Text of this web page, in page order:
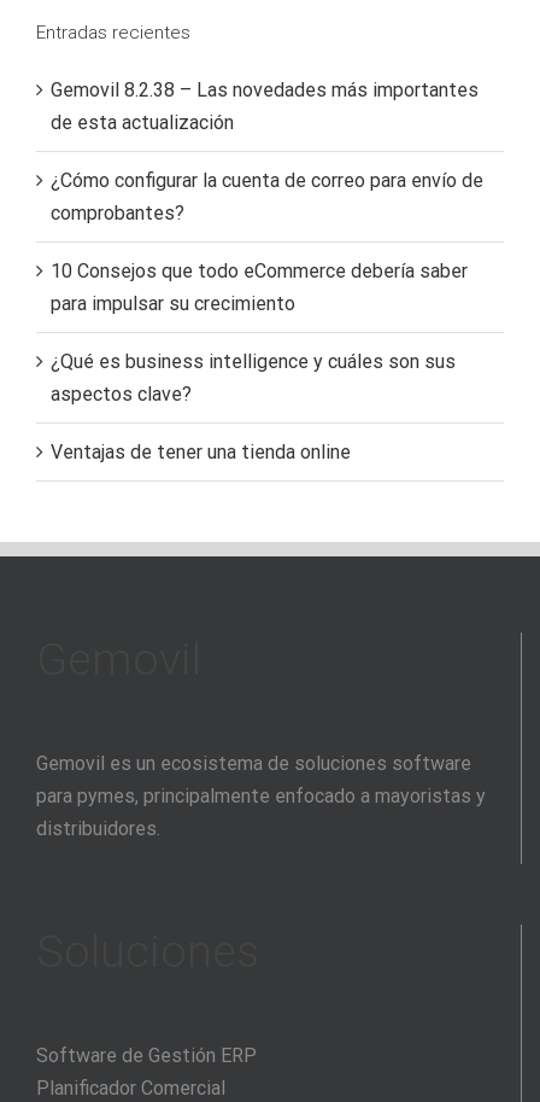
Entradas recientes
Gemovil 8.2.38 – Las novedades más importantes
de esta actualización
¿Cómo configurar la cuenta de correo para envío de
comprobantes?
10 Consejos que todo eCommerce debería saber
para impulsar su crecimiento
¿Qué es business intelligence y cuáles son sus
aspectos clave?
Ventajas de tener una tienda online
Gemovil es un ecosistema de soluciones software
para pymes, principalmente enfocado a mayoristas y
distribuidores.
Software de Gestión ERP
Planificador Comercial